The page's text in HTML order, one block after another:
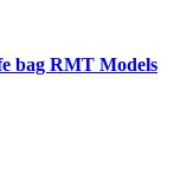
bag RMT Models